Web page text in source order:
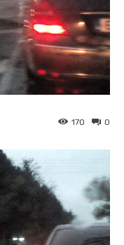
0
170